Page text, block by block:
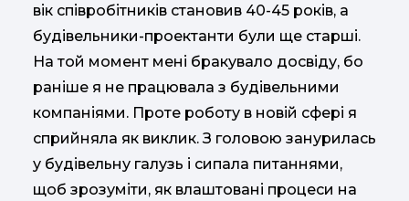
вік співробітників становив 40-45 років, а
будівельники-проектанти були ще старші.
На той момент мені бракувало досвіду, бо
раніше я не працювала з будівельними
компаніями. Проте роботу в новій сфері я
сприйняла як виклик. З головою занурилась
у будівельну галузь і сипала питаннями,
щоб зрозуміти, як влаштовані процеси на